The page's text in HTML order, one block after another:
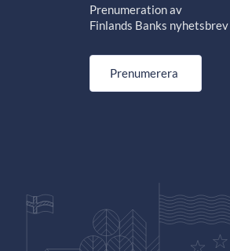
Prenumeration av
Finlands Banks nyhetsbrev
Prenumerera